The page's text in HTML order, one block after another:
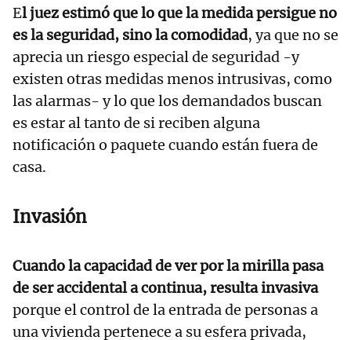
El juez estimó que lo que la medida persigue no
es la seguridad, sino la comodidad, ya que no se
aprecia un riesgo especial de seguridad -y
existen otras medidas menos intrusivas, como
las alarmas- y lo que los demandados buscan
es estar al tanto de si reciben alguna
notificación o paquete cuando están fuera de
casa.
Invasión
Cuando la capacidad de ver por la mirilla pasa
de ser accidental a continua, resulta invasiva
porque el control de la entrada de personas a
una vivienda pertenece a su esfera privada,